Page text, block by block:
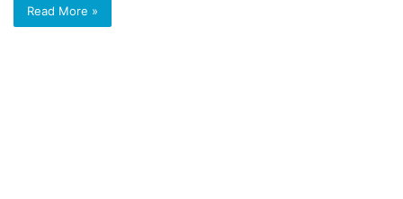
Read More »